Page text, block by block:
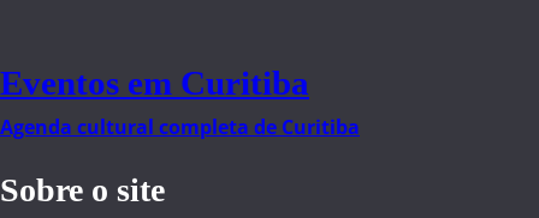
Eventos em Curitiba
Agenda cultural completa de Curitiba
Sobre o site